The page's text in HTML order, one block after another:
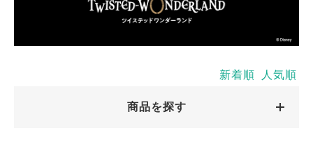
新着順 人気順
商品を探す